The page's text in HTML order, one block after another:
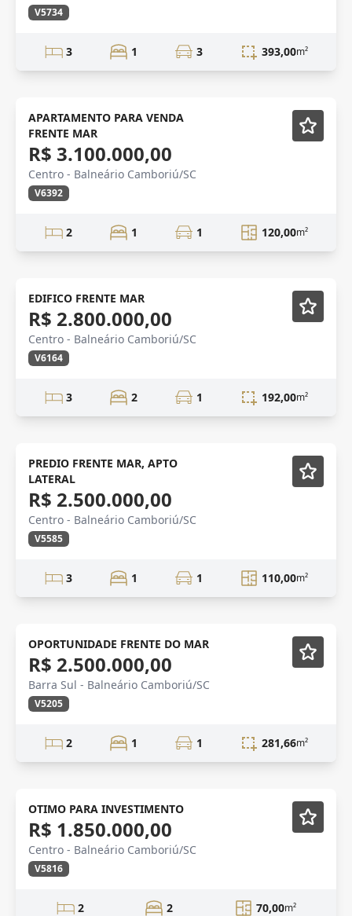
V5734
3 1 3 393,00m²
NOVIDADE Semi-Novo
APARTAMENTO PARA VENDA
FRENTE MAR
R$ 3.100.000,00
Centro - Balneário Camboriú/SC
V6392
2 1 1 120,00m²
VENDA
Vídeo
Mobiliado
EDIFICO FRENTE MAR
R$ 2.800.000,00
Centro - Balneário Camboriú/SC
V6164
3 2 1 192,00m²
Mobiliado
PREDIO FRENTE MAR, APTO
LATERAL
R$ 2.500.000,00
Centro - Balneário Camboriú/SC
V5585
3 1 1 110,00m²
Mobiliado
OPORTUNIDADE FRENTE DO MAR
R$ 2.500.000,00
Barra Sul - Balneário Camboriú/SC
V5205
2 1 1 281,66m²
VISTA MAR Mobiliado
OTIMO PARA INVESTIMENTO
R$ 1.850.000,00
Centro - Balneário Camboriú/SC
V5816
2 2 70,00m²